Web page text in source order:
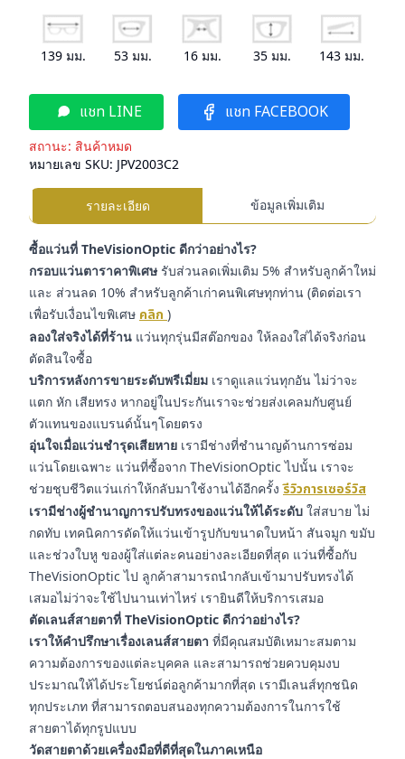
139 มม. 53 มม. 16มม. 35มม. 143มม.
แชท LINE แชท FACEBOOK
สถานะ: สินค้าหมด
หมายเลข SKU: JPV2003C2
รายละเอียด ข้อมูลเพิ่มเติม
ซื้อแว่นที่ TheVisionOptic ดีกว่าอย่างไร?
กรอบแว่นตาราคาพิเศษ รับส่วนลดเพิ่มเติม 5% สำหรับลูกค้าใหม่
และ ส่วนลด 10% สำหรับลูกค้าเก่าคนพิเศษทุกท่าน (ติดต่อเรา
เพื่อรับเงื่อนไขพิเศษ คลิก )
ลองใส่จริงได้ที่ร้าน แว่นทุกรุ่นมีสต๊อกของ ให้ลองใส่ได้จริงก่อน
ตัดสินใจซื้อ
บริการหลังการขายระดับพรีเมี่ยม เราดูแลแว่นทุกอัน ไม่ว่าจะ
แตก หัก เสียทรง หากอยู่ในประกันเราจะช่วยส่งเคลมกับศูนย์
ตัวแทนของแบรนด์นั้นๆโดยตรง
อุ่นใจเมื่อแว่นชำรุดเสียหาย เรามีช่างที่ชำนาญด้านการซ่อม
แว่นโดยเฉพาะ แว่นที่ซื้อจาก TheVisionOptic ไปนั้น เราจะ
ช่วยชุบชีวิตแว่นเก่าให้กลับมาใช้งานได้อีกครั้งรีวิวการเซอร์วิส
เรามีช่างผู้ชำนาญการปรับทรงของแว่นให้ได้ระดับ ใส่สบาย ไม่
กดทับ เทคนิคการดัดให้แว่นเข้ารูปกับขนาดใบหน้า สันจมูก ขมับ
และช่วงใบหู ของผู้ใส่แต่ละคนอย่างละเอียดที่สุด แว่นที่ซื้อกับ
TheVisionOptic ไป ลูกค้าสามารถนำกลับเข้ามาปรับทรงได้
เสมอไม่ว่าจะใช้ไปนานเท่าไหร่ เรายินดีให้บริการเสมอ
ตัดเลนส์สายตาที่ TheVisionOptic ดีกว่าอย่างไร?
เราให้คำปรึกษาเรื่องเลนส์สายตา ที่มีคุณสมบัติเหมาะสมตาม
ความต้องการของแต่ละบุคคล และสามารถช่วยควบคุมงบ
ประมาณให้ได้ประโยชน์ต่อลูกค้ามากที่สุด เรามีเลนส์ทุกชนิด
ทุกประเภท ที่สามารถตอบสนองทุกความต้องการในการใช้
สายตาได้ทุกรูปแบบ
วัดสายตาด้วยเครื่องมือที่ดีที่สุดในภาคเหนือ